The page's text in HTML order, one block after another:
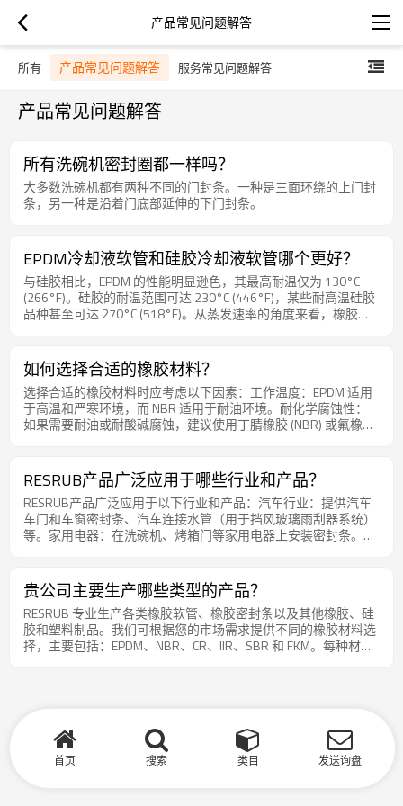
产品常见问题解答
所有 产品常见问题解答 服务常见问题解答
产品常见问题解答
所有洗碗机密封圈都一样吗？
大多数洗碗机都有两种不同的门封条。一种是三面环绕的上门封
条，另一种是沿着门底部延伸的下门封条。
EPDM冷却液软管和硅胶冷却液软管哪个更好？
与硅胶相比，EPDM 的性能明显逊色，其最高耐温仅为 130°C
(266°F)。硅胶的耐温范围可达 230°C (446°F)，某些耐高温硅胶
品种甚至可达 270°C (518°F)。从蒸发速率的角度来看，橡胶软
如何选择合适的橡胶材料？
选择合适的橡胶材料时应考虑以下因素：工作温度：EPDM 适用
于高温和严寒环境，而 NBR 适用于耐油环境。耐化学腐蚀性：
如果需要耐油或耐酸碱腐蚀，建议使用丁腈橡胶 (NBR) 或氟橡胶
团队，我们将根据您的应用场景和市场需求提供专业建议。
RESRUB产品广泛应用于哪些行业和产品？
RESRUB产品广泛应用于以下行业和产品：汽车行业：提供汽车
车门和车窗密封条、汽车连接水管（用于挡风玻璃雨刮器系统）
等。家用电器：在洗碗机、烤箱门等家用电器上安装密封条。电
器等的密封条。电力和通信柜：提供耐高温和耐老化的橡胶密封
条。新能源：提供适用于新能源汽车、充电设备等的橡胶部件和
模塑件。工程机械：用于重型机械设备的耐磨耐压橡胶部件。
贵公司主要生产哪些类型的产品？
RESRUB 专业生产各类橡胶软管、橡胶密封条以及其他橡胶、硅
胶和塑料制品。我们可根据您的市场需求提供不同的橡胶材料选
择，主要包括：EPDM、NBR、CR、IIR、SBR 和 FKM。每种材料
首页 搜索 类目 发送询盘